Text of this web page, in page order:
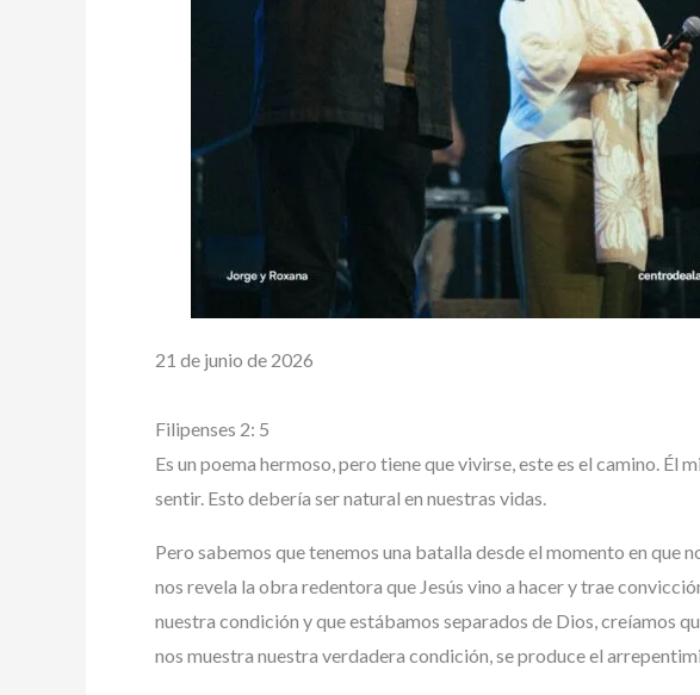
21 de junio de 2026
Filipenses 2: 5
Es un poema hermoso, pero tiene que vivirse, este es el camino. Él
sentir. Esto debería ser natural en nuestras vidas.
Pero sabemos que tenemos una batalla desde el momento en que
nos revela la obra redentora que Jesús vino a hacer y trae
nuestra condición y que estábamos separados de Dios, creíamos
nos muestra nuestra verdadera condición, se produce el